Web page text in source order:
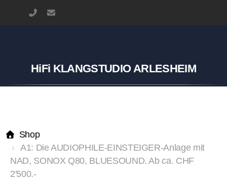
+41 76 317 65 51
HiFi KLANGSTUDIO ARLESHEIM
Shop
A1: Die AUDIOPHILE-EINSTEIGER-Anlage mit
NAD, SONOX Q80, BLUESOUND. Ab ca. CHF
2'500.-